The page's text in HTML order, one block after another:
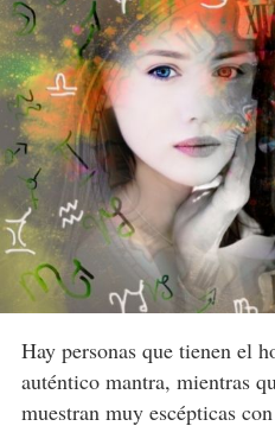
Hay personas que tienen el
auténtico mantra, mientras
muestran muy escépticas